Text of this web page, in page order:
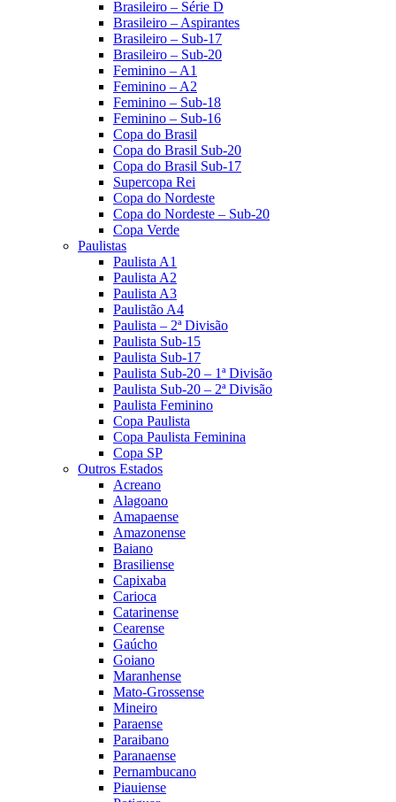
Brasileiro – Série D
Brasileiro – Aspirantes
Brasileiro – Sub-17
Brasileiro – Sub-20
Feminino – A1
Feminino – A2
Feminino – Sub-18
Feminino – Sub-16
Copa do Brasil
Copa do Brasil Sub-20
Copa do Brasil Sub-17
Supercopa Rei
Copa do Nordeste
Copa do Nordeste – Sub-20
Copa Verde
Paulistas
Paulista A1
Paulista A2
Paulista A3
Paulistão A4
Paulista – 2ª Divisão
Paulista Sub-15
Paulista Sub-17
Paulista Sub-20 – 1ª Divisão
Paulista Sub-20 – 2ª Divisão
Paulista Feminino
Copa Paulista
Copa Paulista Feminina
Copa SP
Outros Estados
Acreano
Alagoano
Amapaense
Amazonense
Baiano
Brasiliense
Capixaba
Carioca
Catarinense
Cearense
Gaúcho
Goiano
Maranhense
Mato-Grossense
Mineiro
Paraense
Paraibano
Paranaense
Pernambucano
Piauiense